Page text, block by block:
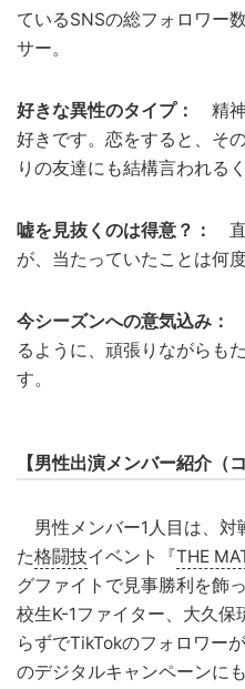
ているSNSの総フォロワー
サー。
好きな異性のタイプ：
精神
好きです。恋をすると、そ
りの友達にも結構言われる
嘘を見抜くのは得意？：
が、当たっていたことは何
今シーズンへの意気込み：
るように、頑張りながらも
す。
【男性出演メンバー紹介（
男性メンバー1人目は、対
た格闘技イベント『THE
グファイトで見事勝利を飾
校生K-1ファイター、大久
らずでTikTokのフォロワー
のデジタルキャンペーンに